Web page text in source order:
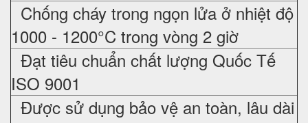
Chống cháy trong ngọn lửa ở nhiệt độ
1000 - 1200°C trong vòng 2 giờ
Đạt tiêu chuẩn chất lượng Quốc Tế
ISO 9001
Được sử dụng bảo vệ an toàn, lâu dài